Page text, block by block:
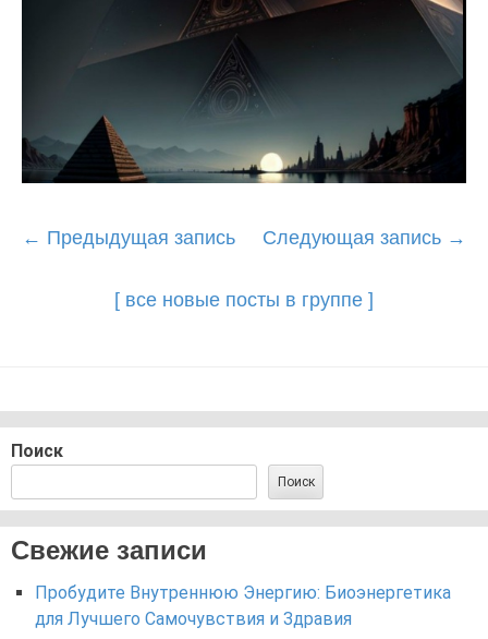
Post
← Предыдущая запись Следующая запись →
[ все новые посты в группе ]
Поиск
Поиск
Свежие записи
Пробудите Внутреннюю Энергию: Биоэнергетика
для Лучшего Самочувствия и Здравия